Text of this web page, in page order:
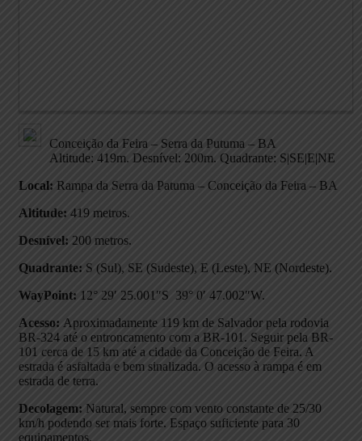
Conceição da Feira – Serra da Putuma – BA
Altitude: 419m. Desnível: 200m. Quadrante: S|SE|E|NE
Local: Rampa da Serra da Patuma – Conceição da Feira – BA
Altitude: 419 metros.
Desnível: 200 metros.
Quadrante: S (Sul), SE (Sudeste), E (Leste), NE (Nordeste).
WayPoint: 12° 29′ 25.001″S 39° 0′ 47.002″W.
Acesso: Aproximadamente 119 km de Salvador pela rodovia
BR-324 até o entroncamento com a BR-101. Seguir pela BR-
101 cerca de 15 km até a cidade da Conceição de Feira. A
estrada é asfaltada e bem sinalizada. O acesso à rampa é em
estrada de terra.
Decolagem: Natural, sempre com vento constante de 25/30
km/h podendo ser mais forte. Espaço suficiente para 30
equipamentos.